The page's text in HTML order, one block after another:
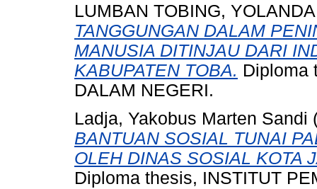
LUMBAN TOBING, YOLANDA
TANGGUNGAN DALAM
MANUSIA DITINJAU DARI
KABUPATEN TOBA. Diploma
DALAM NEGERI.
Ladja, Yakobus Marten Sandi
BANTUAN SOSIAL TUNAI
OLEH DINAS SOSIAL KOTA
Diploma thesis, INSTITUT